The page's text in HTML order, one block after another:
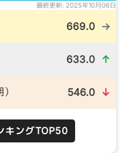
最終更新: 2025年10月06日
669.0 →
633.0 ↑
546.0 ↓
キングTOP50